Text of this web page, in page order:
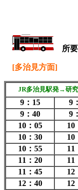
所
[多治見方面]
JR多治見駅発→研
9：15 9
9：40
9
10：05
10
10：30
10
10：55
11
11：20
11
11：45
12
12：40
12